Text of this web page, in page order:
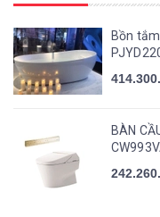
Bồn
BÀN CẦU NẮP RỬA ĐIỆN TỬ